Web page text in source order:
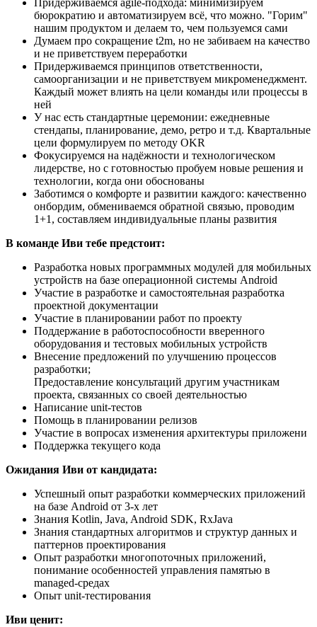
Придерживаемся agile-подхода: минимизируем
бюрократию и автоматизируем всё, что можно. "Горим"
нашим продуктом и делаем то, чем пользуемся сами
Думаем про сокращение t2m, но не забиваем на качество
и не приветствуем переработки
Придерживаемся принципов ответственности,
самоорганизации и не приветствуем микроменеджмент.
Каждый может влиять на цели команды или процессы в
ней
У нас есть стандартные церемонии: ежедневные
стендапы, планирование, демо, ретро и т.д. Квартальные
цели формулируем по методу OKR
Фокусируемся на надёжности и технологическом
лидерстве, но с готовностью пробуем новые решения и
технологии, когда они обоснованы
Заботимся о комфорте и развитии каждого: качественно
онбордим, обмениваемся обратной связью, проводим
1+1, составляем индивидуальные планы развития
В команде Иви тебе предстоит:
Разработка новых программных модулей для мобильных
устройств на базе операционной системы Android
Участие в разработке и самостоятельная разработка
проектной документации
Участие в планировании работ по проекту
Поддержание в работоспособности вверенного
оборудования и тестовых мобильных устройств
Внесение предложений по улучшению процессов
разработки;
Предоставление консультаций другим участникам
проекта, связанных со своей деятельностью
Написание unit-тестов
Помощь в планировании релизов
Участие в вопросах изменения архитектуры приложени
Поддержка текущего кода
Ожидания Иви от кандидата:
Успешный опыт разработки коммерческих приложений
на базе Android от 3-х лет
Знания Kotlin, Java, Android SDK, RxJava
Знания стандартных алгоритмов и структур данных и
паттернов проектирования
Опыт разработки многопоточных приложений,
понимание особенностей управления памятью в
managed-средах
Опыт unit-тестирования
Иви ценит: